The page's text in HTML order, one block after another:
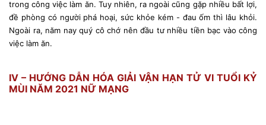
trong công việc làm ăn. Tuy nhiên, ra ngoài cũng gặp nhiều bất lợi,
đề phòng có người phá hoại, sức khỏe kém - đau ốm thì lâu khỏi.
Ngoài ra, năm nay quý cô chớ nên đầu tư nhiều tiền bạc vào công
việc làm ăn.
IV – HƯỚNG DẪN HÓA GIẢI VẬN HẠN TỬ VI TUỔI KỶ
MÙI NĂM 2021 NỮ MẠNG